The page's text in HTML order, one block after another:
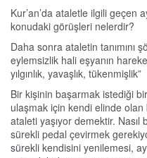
Kur’an’da ataletle ilgili geçen
konudaki görüşleri nelerdir?
Daha sonra ataletin tanımını
eylemsizlik hali eşyanın
yılgınlık, yavaşlık, tükenmişlik”
Bir kişinin başarmak istediği
ulaşmak için kendi elinde olan
ataleti yaşıyor demektir.
sürekli pedal çevirmek
sürekli kendisini yenilemesi,